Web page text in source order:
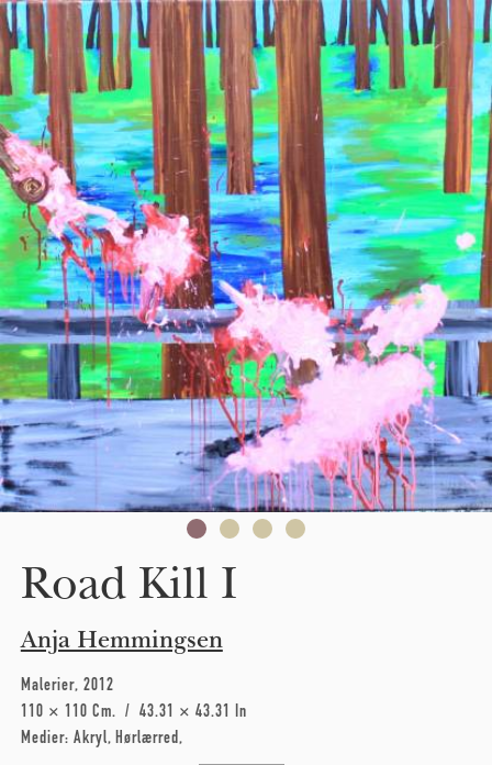
Skip to main content
Road Kill I
Anja Hemmingsen
Malerier 2012
110 × 110 Cm
43.31 × 43.31 In
Medier: Akryl Hørlærred